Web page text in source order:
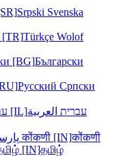
Srpski Svenska
[TR]Türkçe Wolof
[BG]Български
Русский Српски
עברית [IL] עברית العربية
پارسیकोंकणी [IN]कोंकणी
[IN]தமிழ்